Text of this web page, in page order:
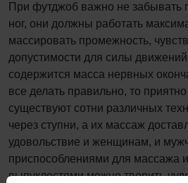
При футджоб важно не забывать
ног, они должны работать
массировать промежность,
допустимости для силы
содержится масса нервных
все делать правильно, то
существуют сотни различных
через ступни, а их массаж
удовольствие и женщинам, и
приспособлениями для массажа
выпуклостями можно творить